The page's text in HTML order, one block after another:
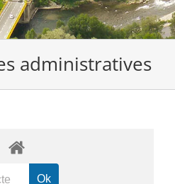
administratives